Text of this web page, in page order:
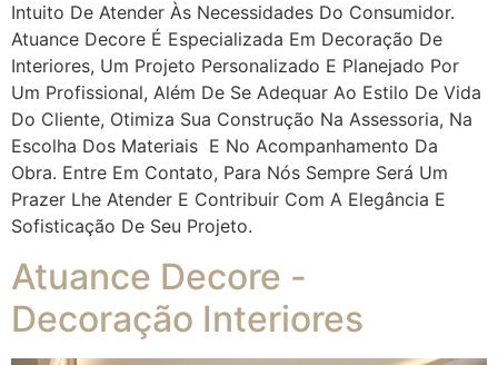
Intuito De Atender Às Necessidades Do Consumidor.
Atuance Decore É Especializada Em Decoração De
Interiores, Um Projeto Personalizado E Planejado Por
Um Profissional, Além De Se Adequar Ao Estilo De Vida
Do Cliente, Otimiza Sua Construção Na Assessoria, Na
Escolha Dos Materiais E No Acompanhamento Da
Obra. Entre Em Contato, Para Nós Sempre Será Um
Prazer Lhe Atender E Contribuir Com A Elegância E
Sofisticação De Seu Projeto.
Atuance Decore -
Decoração Interiores